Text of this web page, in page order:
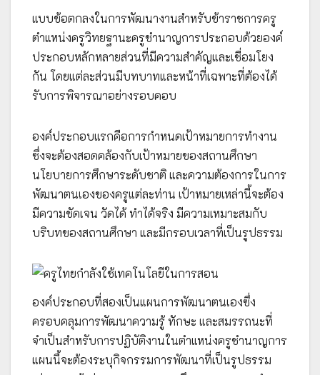
แบบข้อตกลงในการพัฒนางานสำหรับข้าราชการครู
ตำแหน่งครูวิทยฐานะครูชำนาญการประกอบด้วยองค์
ประกอบหลักหลายส่วนที่มีความสำคัญและเชื่อมโยง
กัน โดยแต่ละส่วนมีบทบาทและหน้าที่เฉพาะที่ต้องได้
รับการพิจารณาอย่างรอบคอบ
องค์ประกอบแรกคือการกำหนดเป้าหมายการทำงาน
ซึ่งจะต้องสอดคล้องกับเป้าหมายของสถานศึกษา
นโยบายการศึกษาระดับชาติ และความต้องการในการ
พัฒนาตนเองของครูแต่ละท่าน เป้าหมายเหล่านี้จะต้อง
มีความชัดเจน วัดได้ ทำได้จริง มีความเหมาะสมกับ
บริบทของสถานศึกษา และมีกรอบเวลาที่เป็นรูปธรรม
องค์ประกอบที่สองเป็นแผนการพัฒนาตนเองซึ่ง
ครอบคลุมการพัฒนาความรู้ ทักษะ และสมรรถนะที่
จำเป็นสำหรับการปฏิบัติงานในตำแหน่งครูชำนาญการ
แผนนี้จะต้องระบุกิจกรรมการพัฒนาที่เป็นรูปธรรม